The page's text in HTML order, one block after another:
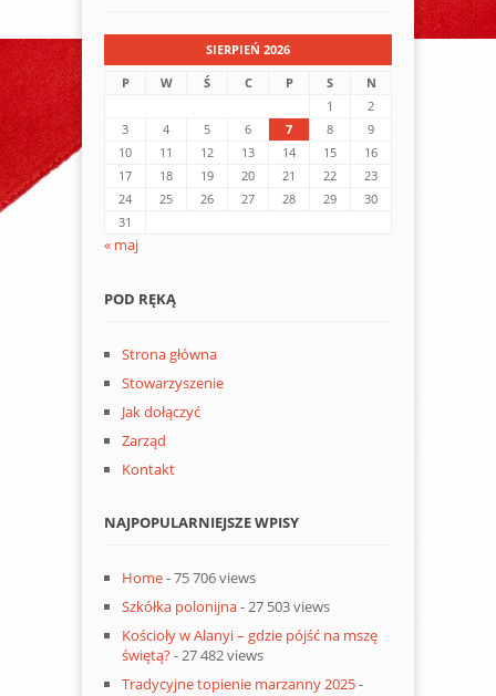
SIERPIEŃ 2026
P
W Ś C P S
N
1
2
3
4 5 6 7 8
9
10
11 12 13 14 15
16
17
18 19 20 21 22
23
24
25 26 27 28 29
30
31
« maj
POD RĘKĄ
Strona główna
Stowarzyszenie
Jak dołączyć
Zarząd
Kontakt
NAJPOPULARNIEJSZE WPISY
Home- 75 706 views
Szkółka polonijna- 27 503 views
Kościoły w Alanyi – gdzie pójść na mszę
świętą?- 27 482 views
Tradycyjne topienie marzanny 2025-